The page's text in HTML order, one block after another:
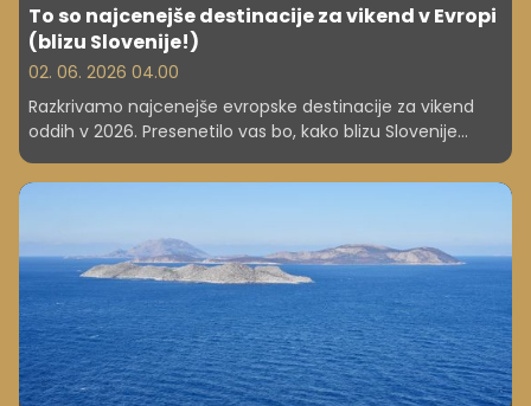
To so najcenejše destinacije za vikend v Evropi
(blizu Slovenije!)
02. 06. 2026 04.00
Razkrivamo najcenejše evropske destinacije za vikend
oddih v 2026. Presenetilo vas bo, kako blizu Slovenije